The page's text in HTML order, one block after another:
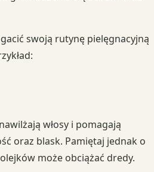
swoją rutynę pielęgnacyjną
włosy i pomagają
oraz blask. Pamiętaj jednak o
może obciążać dredy.